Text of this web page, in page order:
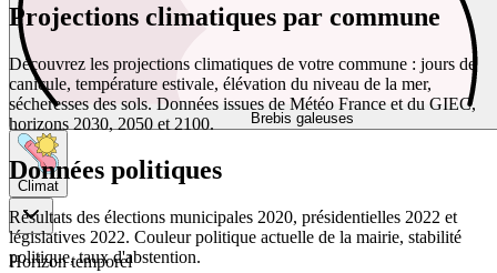
Brebis galeuses
Climat
Horizon temporel
Projections climatiques par commune
Découvrez les projections climatiques de votre commune : jours de
canicule, température estivale, élévation du niveau de la mer,
sécheresses des sols. Données issues de Météo France et du GIEC,
horizons 2030, 2050 et 2100.
Données politiques
Résultats des élections municipales 2020, présidentielles 2022 et
législatives 2022. Couleur politique actuelle de la mairie, stabilité
politique, taux d'abstention.